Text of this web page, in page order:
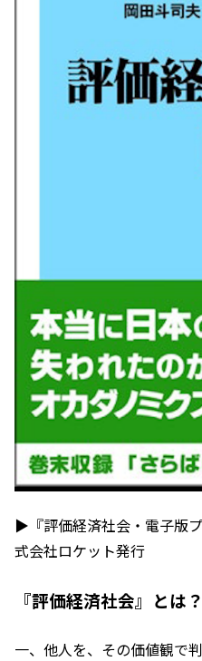
▶『評価経済社会・電子版
式会社ロケット発行
『評価経済社会』とは？
一、他人を、その価値観で